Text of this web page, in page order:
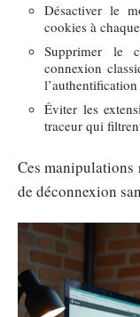
Désactiver le
cookies à
Supprimer le
connexion
l’authentification
Éviter les
traceur qui
Ces
de déconnexion